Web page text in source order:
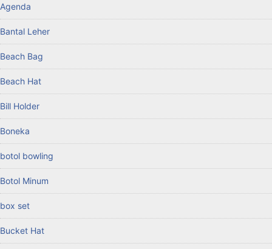
Agenda
Bantal Leher
Beach Bag
Beach Hat
Bill Holder
Boneka
botol bowling
Botol Minum
box set
Bucket Hat